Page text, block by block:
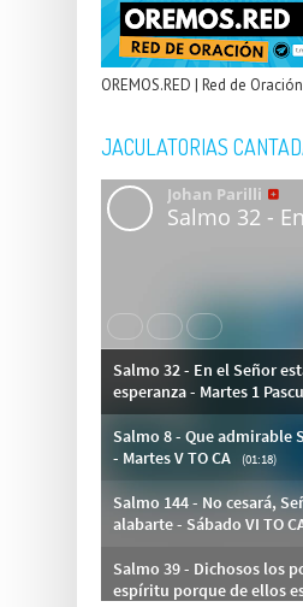
OREMOS.RED | Red de
JACULATORIAS